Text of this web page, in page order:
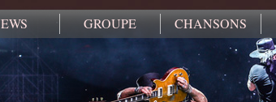
GROUPE CHANSONS